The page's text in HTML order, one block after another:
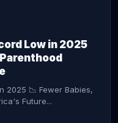
Low in 2025
2025 📉 Fewer Babies,
Future...